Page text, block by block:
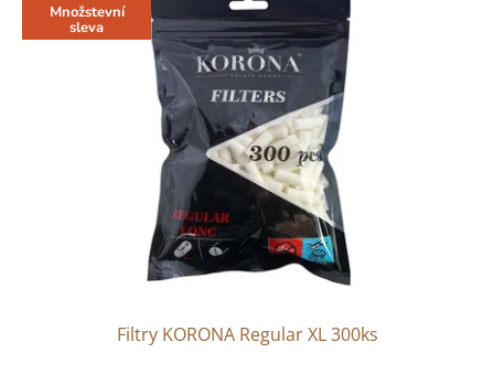
Množstevní
sleva
Filtry KORONA Regular XL 300ks